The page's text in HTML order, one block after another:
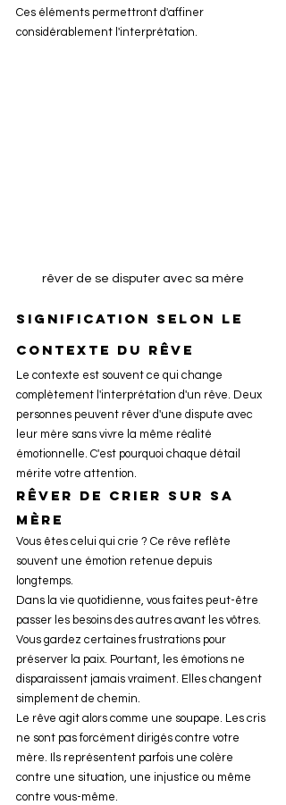
Ces éléments permettront d'affiner
considérablement l'interprétation.
rêver de se disputer avec sa mère
Signification selon le
contexte du rêve
Le contexte est souvent ce qui change
complètement l'interprétation d'un rêve. Deux
personnes peuvent rêver d'une dispute avec
leur mère sans vivre la même réalité
émotionnelle. C'est pourquoi chaque détail
mérite votre attention.
Rêver de crier sur sa
mère
Vous êtes celui qui crie ? Ce rêve reflète
souvent une émotion retenue depuis
longtemps.
Dans la vie quotidienne, vous faites peut-être
passer les besoins des autres avant les vôtres.
Vous gardez certaines frustrations pour
préserver la paix. Pourtant, les émotions ne
disparaissent jamais vraiment. Elles changent
simplement de chemin.
Le rêve agit alors comme une soupape. Les cris
ne sont pas forcément dirigés contre votre
mère. Ils représentent parfois une colère
contre une situation, une injustice ou même
contre vous-même.